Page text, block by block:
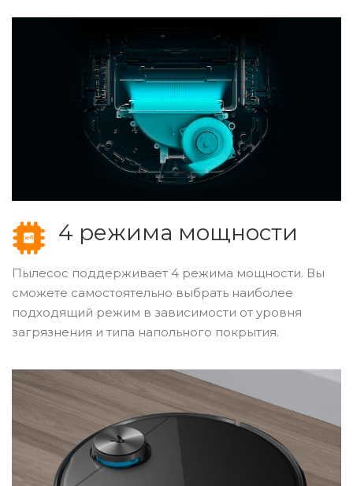
4 режима мощности
Пылесос поддерживает 4 режима мощности. Вы
сможете самостоятельно выбрать наиболее
подходящий режим в зависимости от уровня
загрязнения и типа напольного покрытия.